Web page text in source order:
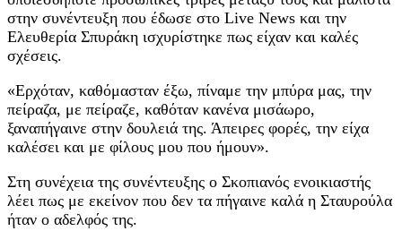
στην συνέντευξη που έδωσε στο Live News και την
Ελευθερία Σπυράκη ισχυρίστηκε πως είχαν και καλές
σχέσεις.
«Ερχόταν, καθόμασταν έξω, πίναμε την μπύρα μας, την
πείραζα, με πείραζε, καθόταν κανένα μισάωρο,
ξαναπήγαινε στην δουλειά της. Άπειρες φορές, την είχα
καλέσει και με φίλους μου που ήμουν».
Στη συνέχεια της συνέντευξης ο Σκοπιανός ενοικιαστής
λέει πως με εκείνον που δεν τα πήγαινε καλά η Σταυρούλα
ήταν ο αδελφός της.